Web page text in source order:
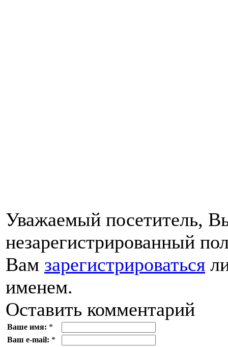
Уважаемый посетитель,
незарегистрированный
Вам зарегистрироваться
именем.
Оставить комментарий
Ваше имя: *
Ваш e-mail: *